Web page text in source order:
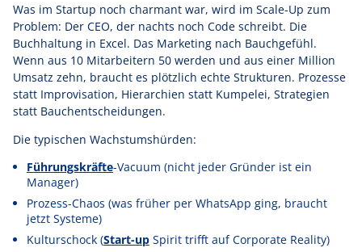
Was im Startup noch charmant war, wird im Scale-Up zum
Problem: Der CEO, der nachts noch Code schreibt. Die
Buchhaltung in Excel. Das Marketing nach Bauchgefühl.
Wenn aus 10 Mitarbeitern 50 werden und aus einer Million
Umsatz zehn, braucht es plötzlich echte Strukturen. Prozesse
statt Improvisation, Hierarchien statt Kumpelei, Strategien
statt Bauchentscheidungen.
Die typischen Wachstumshürden:
Führungskräfte-Vacuum (nicht jeder Gründer ist ein
Manager)
Prozess-Chaos (was früher per WhatsApp ging, braucht
jetzt Systeme)
Kulturschock (Start-upSpirit trifft auf Corporate Reality)